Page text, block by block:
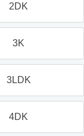
2DK
3K
3LDK
4DK